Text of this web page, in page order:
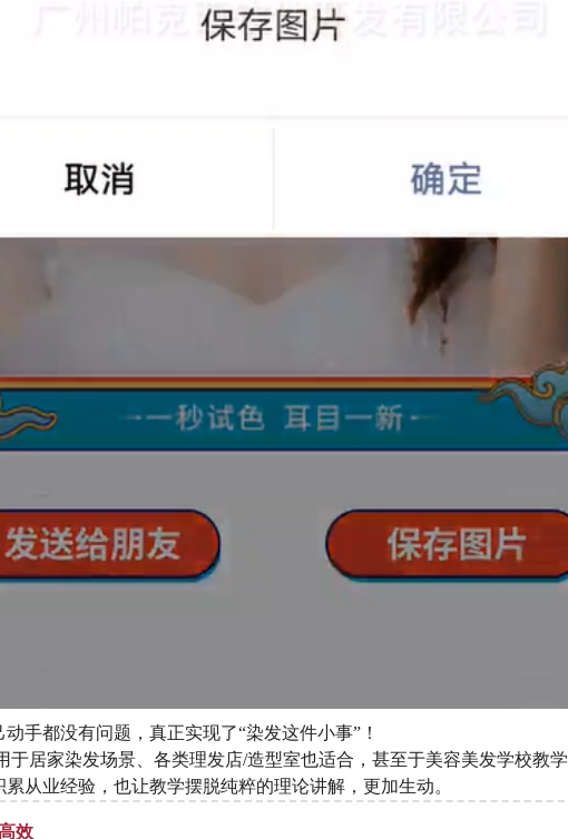
手都没有问题，真正实现了“染发这件小事”！
居家染发场景、各类理发店/造型室也适合，甚至于美容美发学校教
从业经验，也让教学摆脱纯粹的理论讲解，更加生动。
效